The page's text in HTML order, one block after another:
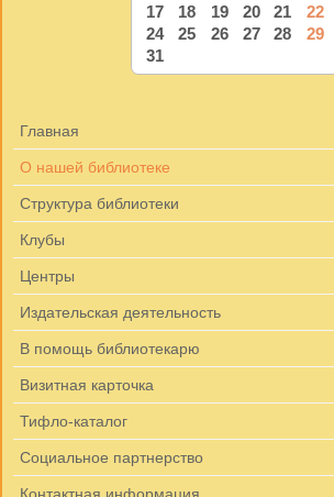
17
18 19 20 21 22
24
25 26 27 28 29
31
Главная
О нашей библиотеке
Структура библиотеки
Клубы
Центры
Издательская деятельность
В помощь библиотекарю
Визитная карточка
Тифло-каталог
Социальное партнерство